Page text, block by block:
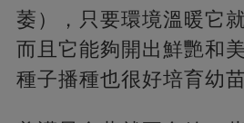
萎），只要環境溫暖它
而且它能夠開出鮮艷和
種子播種也很好培育幼苗